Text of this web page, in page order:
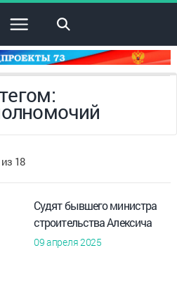
×
18
Судят бывшего министра
строительства Алексича
09 апреля 2025